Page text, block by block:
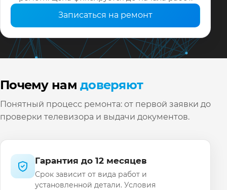
Записаться на ремонт
Почему намдоверяют
Понятный процесс ремонта: от первой заявки до
проверки телевизора и выдачи документов.
Гарантия до 12 месяцев
Срок зависит от вида работ и
установленной детали. Условия